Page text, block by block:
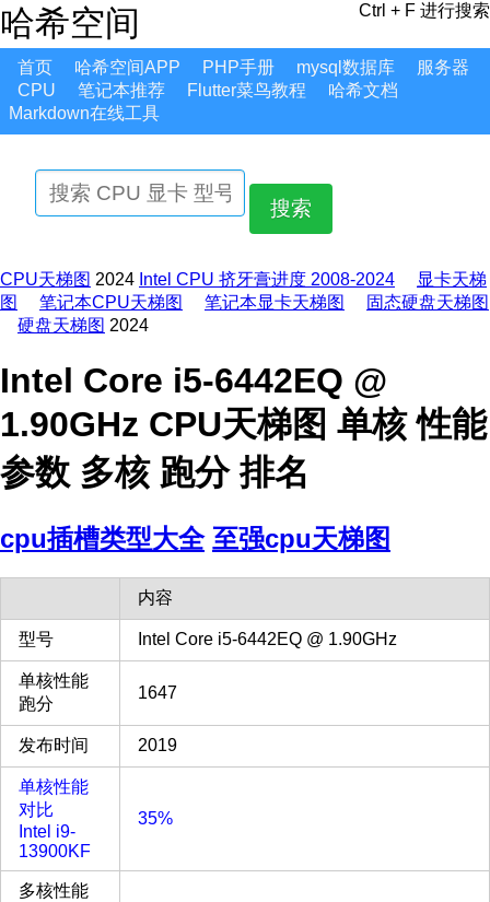
哈希空间 Ctrl + F 进行搜索
首页 哈希空间APP PHP手册 mysql数据库
服务器
CPU
笔记本推荐 Flutter菜鸟教程
哈希文档
Markdown在线工具
搜索
CPU天梯图 2024 Intel CPU 挤牙膏进度 2008-2024
显卡天梯
图
笔记本CPU天梯图 笔记本显卡天梯图
固态硬盘天梯图
硬盘天梯图 2024
Intel Core i5-6442EQ @
1.90GHz CPU天梯图 单核 性能
参数 多核 跑分 排名
cpu插槽类型大全 至强cpu天梯图
内容
型号 Intel Core i5-6442EQ @ 1.90GHz
单核性能
跑分
1647
发布时间 2019
单核性能
对比
Intel i9-
13900KF
35%
多核性能